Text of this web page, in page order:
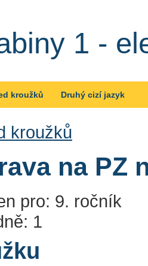
1 -
kroužků Druhý cizí jazyk
kroužků
na PZ
pro: 9. ročník
1